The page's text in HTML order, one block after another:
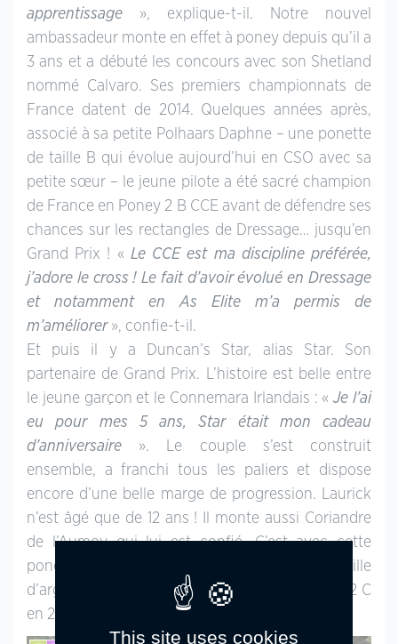
apprentissage », explique-t-il. Notre nouvel
ambassadeur monte en effet à poney depuis qu’il a
3 ans et a débuté les concours avec son Shetland
nommé Calvaro. Ses premiers championnats de
France datent de 2014. Quelques années après,
associé à sa petite Polhaars Daphne – une ponette
de taille B qui évolue aujourd’hui en CSO avec sa
petite sœur – le jeune pilote a été sacré champion
de France en Poney 2 B CCE avant de défendre ses
chances sur les rectangles de Dressage… jusqu’en
Grand Prix ! « Le CCE est ma discipline préférée,
j’adore le cross ! Le fait d’avoir évolué en Dressage
et notamment en As Elite m’a permis de
m’améliorer», confie-t-il.
Et puis il y a Duncan’s Star, alias Star. Son
partenaire de Grand Prix. L’histoire est belle entre
le jeune garçon et le Connemara Irlandais : «Je l’ai
eu pour mes 5 ans, Star était mon cadeau
d’anniversaire ». Le couple s’est construit
ensemble, a franchi tous les paliers et dispose
encore d’une belle marge de progression. Laurick
n’est âgé que de 12 ans ! Il monte aussi Coriandre
de l’Aumoy qui lui est confié. C’est avec cette
ponette d’1,38m qu’il s’est octroyé une médaille
d’argent au championnat de France As Poney 2 C
en 2019 et en As Poney 1 cet été.
This site uses cookies